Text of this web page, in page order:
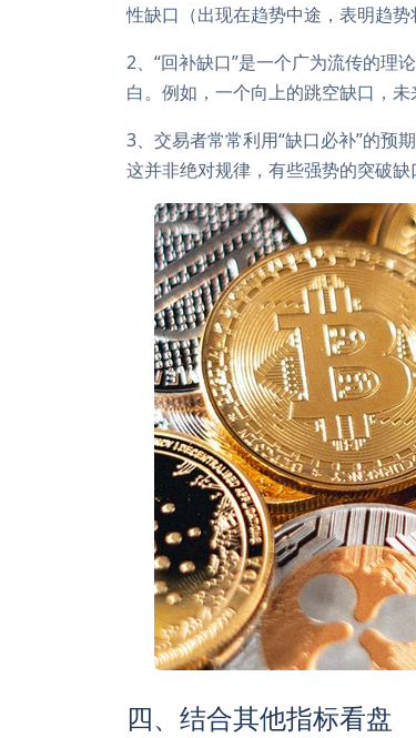
性缺口（出现在趋势中途，表明趋
2、“回补缺口”是一个广为流传的理
白。例如，一个向上的跳空缺口，
3、交易者常常利用“缺口必补”的预
这并非绝对规律，有些强势的突破缺
四、结合其他指标看盘